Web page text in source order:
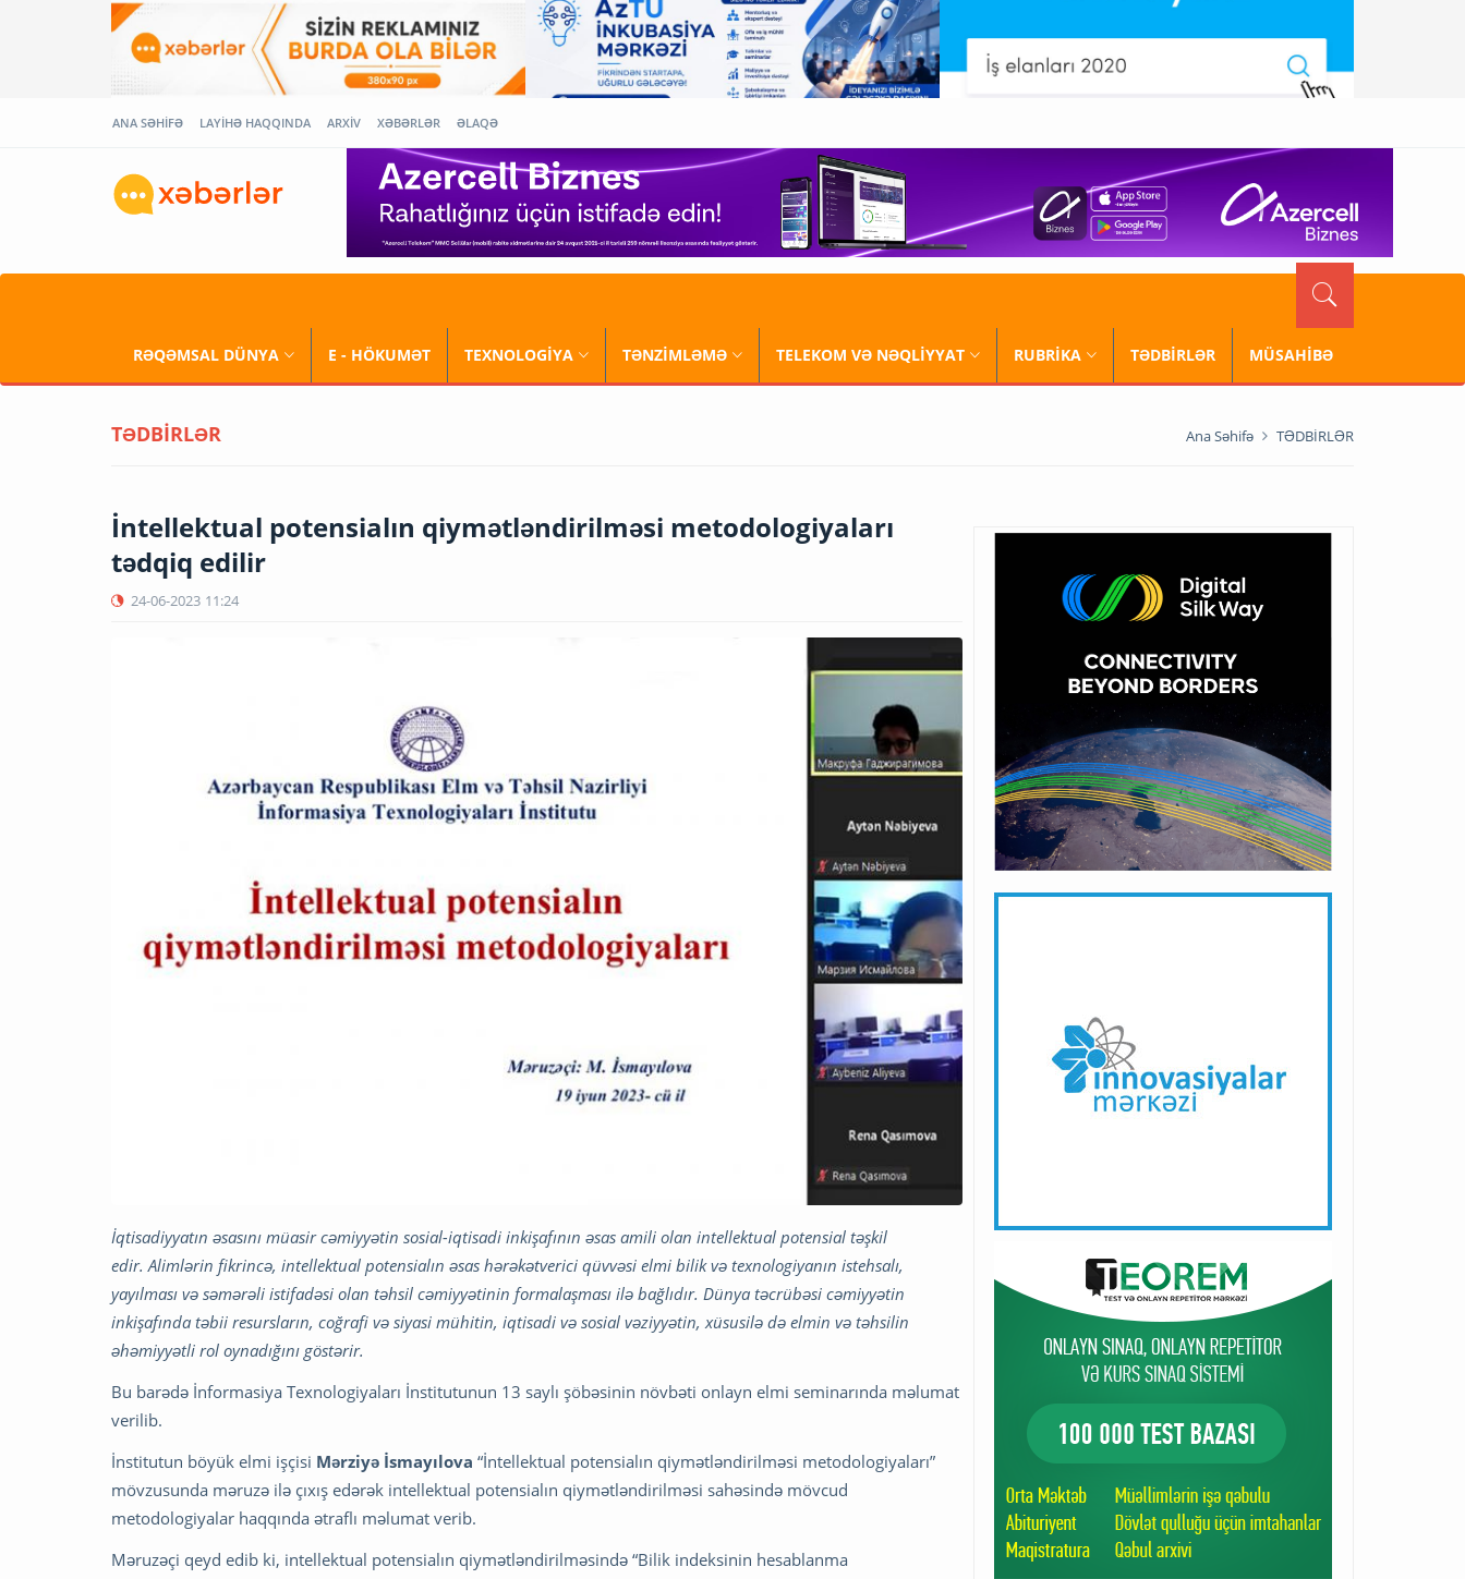
ANA SƏHİFƏ LAYİHƏ HAQQINDA ARXİV XƏBƏRLƏR ƏLAQƏ
RƏQƏMSAL DÜNYA E - HÖKUMƏT TEXNOLOGİYA TƏNZİMLƏMƏ TELEKOM VƏ NƏQLİYYAT RUBRİKA TƏDBİRLƏR MÜSAHİBƏ
TƏDBİRLƏR Ana Səhifə TƏDBİRLƏR
İntellektual potensialın qiymətləndirilməsi metodologiyaları
tədqiq edilir
24-06-2023 11:24
İqtisadiyyatın əsasını müasir cəmiyyətin sosial-iqtisadi inkişafının əsas amili olan intellektual potensial təşkil
edir.Alimlərin fikrincə, intellektual potensialın əsas hərəkətverici qüvvəsi elmi bilik və texnologiyanın istehsalı,
yayılması və səmərəli istifadəsi olan təhsil cəmiyyətinin formalaşması ilə bağlıdır. Dünya təcrübəsi cəmiyyətin
inkişafında təbii resursların, coğrafi və siyasi mühitin, iqtisadi və sosial vəziyyətin, xüsusilə də elmin və təhsilin
əhəmiyyətli rol oynadığını göstərir.
Bu barədə İnformasiya Texnologiyaları İnstitutunun 13 saylı şöbəsinin növbəti onlayn elmi seminarında məlumat
verilib.
İnstitutun böyük elmi işçisi Mərziyə İsmayılova “İntellektual potensialın qiymətləndirilməsi metodologiyaları”
mövzusunda məruzə ilə çıxış edərək intellektual potensialın qiymətləndirilməsi sahəsində mövcud
metodologiyalar haqqında ətraflı məlumat verib.
Məruzəçi qeyd edib ki, intellektual potensialın qiymətləndirilməsində “Bilik indeksinin hesablanma